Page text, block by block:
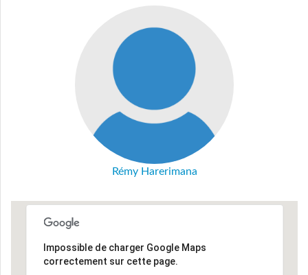
Rémy Harerimana
Impossible de charger Google Maps
correctement sur cette page.